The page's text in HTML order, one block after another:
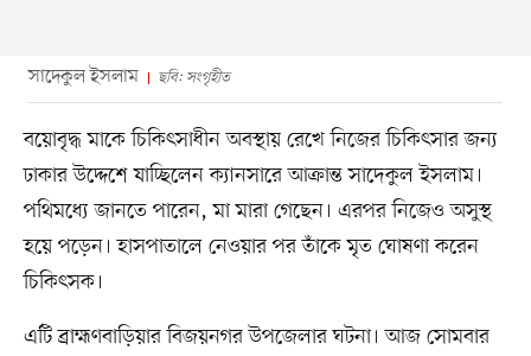
সাদেকুল ইসলাম ছবি: সংগৃহীত
বয়োবৃদ্ধ মাকে চিকিৎসাধীন অবস্থায় রেখে নিজের চিকিৎসার জন্য
ঢাকার উদ্দেশে যাচ্ছিলেন ক্যানসারে আক্রান্ত সাদেকুল ইসলাম।
পথিমধ্যে জানতে পারেন, মা মারা গেছেন। এরপর নিজেও অসুস্থ
হয়ে পড়েন। হাসপাতালে নেওয়ার পর তাঁকে মৃত ঘোষণা করেন
চিকিৎসক।
এটি ব্রাহ্মণবাড়িয়ার বিজয়নগর উপজেলার ঘটনা। আজ সোমবার